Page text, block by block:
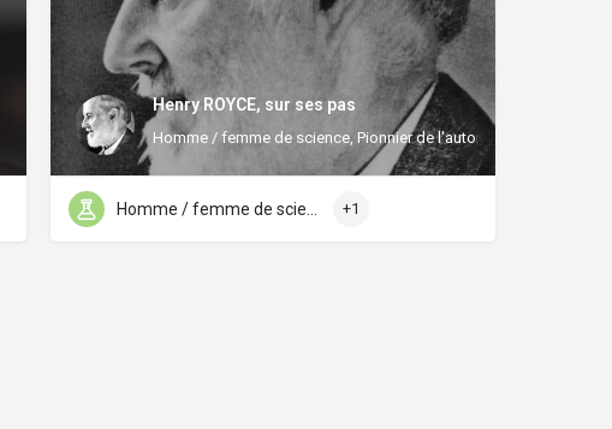
Henry ROYCE, sur ses pas
Homme / femme de science, Pionnier de l'automobile
+1